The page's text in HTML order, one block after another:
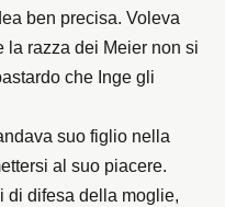
ben precisa. Voleva
la razza dei Meier non si
che Inge gli
suo figlio nella
al suo piacere.
di difesa della moglie,